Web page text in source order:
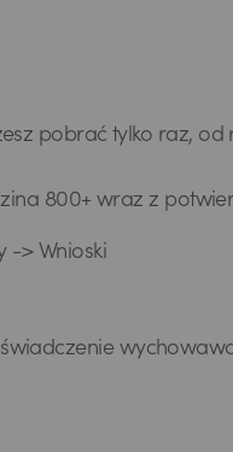
pobrać tylko raz, od
800+ wraz z
-> Wnioski